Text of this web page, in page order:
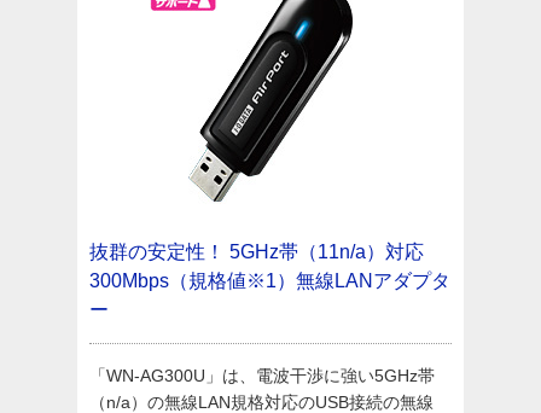
抜群の安定性！
5GHz帯（11n/a）対応
300Mbps（規格値※1）無線LANアダプタ
ー
「WN-AG300U」は、電波干渉に強い5GHz帯
（n/a）の無線LAN規格対応のUSB接続の無線